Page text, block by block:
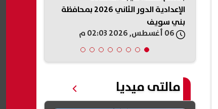
الإعدادية الدور الثاني 2026 بمحافظة
بني سويف
مالتى ميديا